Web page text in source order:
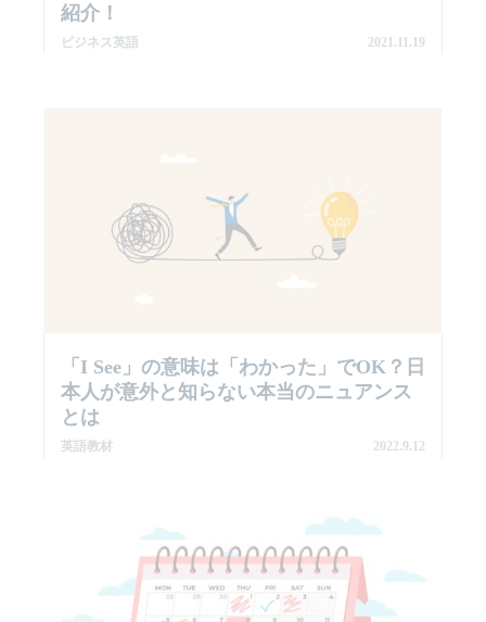
紹介！
ビジネス英語 2021.11.19
「I See」の意味は「わかった」でOK？日
本人が意外と知らない本当のニュアンス
とは
英語教材 2022.9.12